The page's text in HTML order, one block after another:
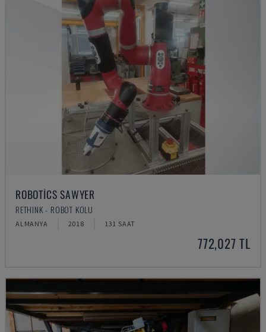
ROBOTICS SAWYER
RETHINK - ROBOT KOLU
ALMANYA 2018 131 SAAT
772,027 TL